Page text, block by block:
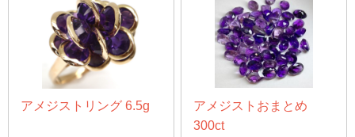
アメジストリング 6.5g
アメジストおまとめ
300ct